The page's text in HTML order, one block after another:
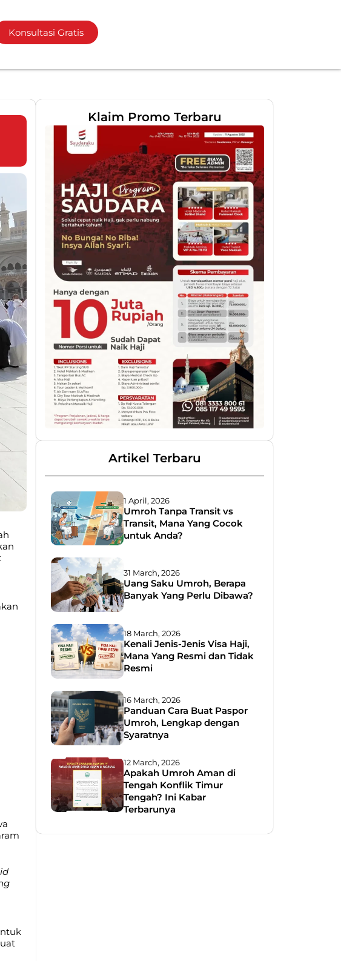
Konsultasi Gratis
Artikel Terbaru
1 April, 2026
Umroh Tanpa Transit vs
Transit, Mana Yang Cocok
untuk Anda?
31 March, 2026
Uang Saku Umroh, Berapa
Banyak Yang Perlu Dibawa?
18 March, 2026
Kenali Jenis-Jenis Visa Haji,
Mana Yang Resmi dan Tidak
Resmi
16 March, 2026
Panduan Cara Buat Paspor
Umroh, Lengkap dengan
Syaratnya
12 March, 2026
Apakah Umroh Aman di
Tengah Konflik Timur
Tengah? Ini Kabar
Terbarunya
Klaim Promo Terbaru